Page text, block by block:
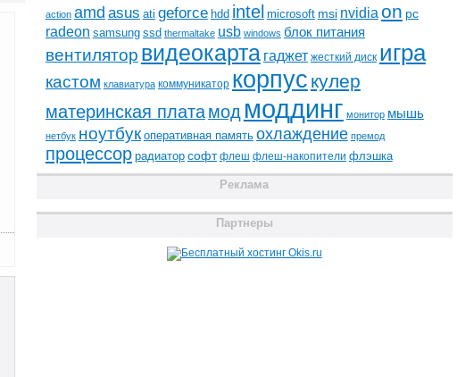
action amd asus ati geforce hdd intel microsoft msi nvidia on pc
radeon samsung ssd thermaltake usb windows блок питания
вентилятор видеокарта гаджет жесткий диск игра
кастом клавиатура коммуникатор корпус кулер
материнская платамод моддинг монитор мышь
нетбук ноутбук оперативная память охлаждение премод
процессор радиатор софт флеш флеш-накопители флэшка
Реклама
Партнеры